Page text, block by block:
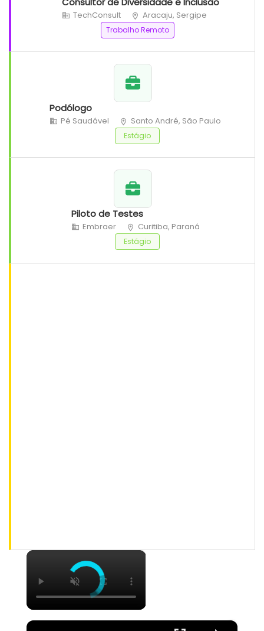
TechConsult Aracaju, Sergipe
Trabalho Remoto
Podólogo
Pé Saudável Santo André, São Paulo
Estágio
Piloto de Testes
Embraer Curitiba, Paraná
Estágio
×
×